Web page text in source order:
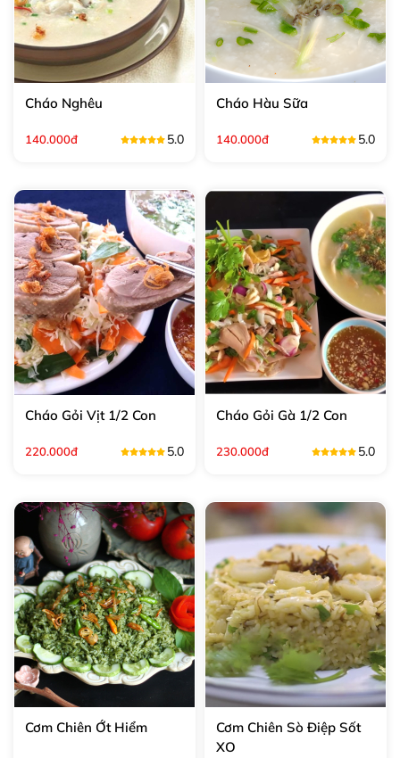
Cháo Nghêu
140.000đ 5.0
Cháo Hàu Sữa
140.000đ 5.0
Cháo Gỏi Vịt 1/2 Con
220.000đ 5.0
Cháo Gỏi Gà 1/2 Con
230.000đ 5.0
Cơm Chiên Ớt Hiểm
Cơm Chiên Sò Điệp Sốt
XO